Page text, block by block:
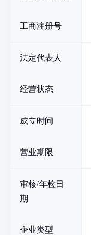
工商注册号
法定代表人
经营状态
成立时间
营业期限
审核/年检日
期
企业类型